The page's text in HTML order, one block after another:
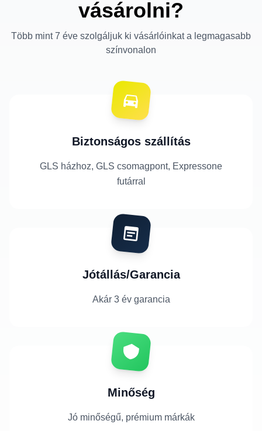
vásárolni?
Több mint 7 éve szolgáljuk ki vásárlóinkat a legmagasabb
színvonalon
Biztonságos szállítás
GLS házhoz, GLS csomagpont, Expressone
futárral
Jótállás/Garancia
Akár 3 év garancia
Minőség
Jó minőségű, prémium márkák